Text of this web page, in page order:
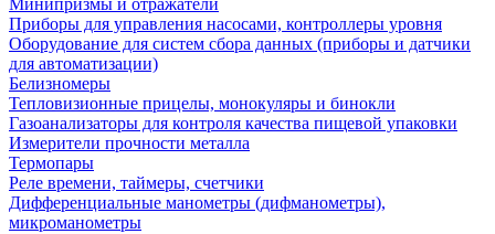
Минипризмы и отражатели
Приборы для управления насосами, контроллеры уровня
Оборудование для систем сбора данных (приборы и датчики
для автоматизации)
Белизномеры
Тепловизионные прицелы, монокуляры и бинокли
Газоанализаторы для контроля качества пищевой упаковки
Измерители прочности металла
Термопары
Реле времени, таймеры, счетчики
Дифференциальные манометры (дифманометры),
микроманометры